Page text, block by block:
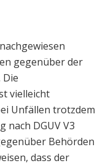
gegenüber der
vielleicht
Unfällen trotzdem
nach DGUV V3
Behörden
dass der